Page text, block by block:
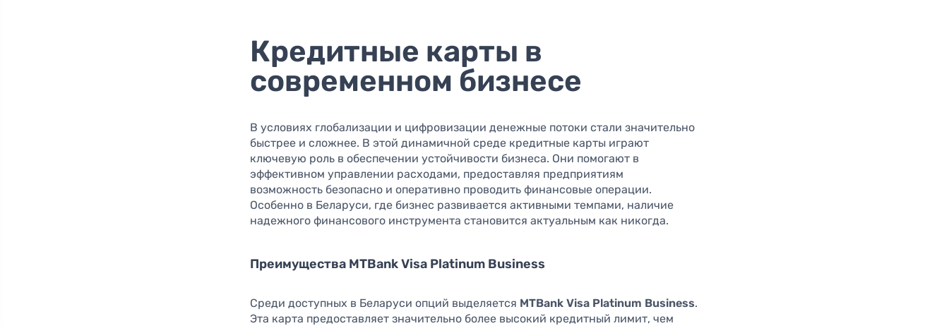
Кредитные карты в
современном бизнесе
В условиях глобализации и цифровизации денежные потоки стали значительно
быстрее и сложнее. В этой динамичной среде кредитные карты играют
ключевую роль в обеспечении устойчивости бизнеса. Они помогают в
эффективном управлении расходами, предоставляя предприятиям
возможность безопасно и оперативно проводить финансовые операции.
Особенно в Беларуси, где бизнес развивается активными темпами, наличие
надежного финансового инструмента становится актуальным как никогда.
Преимущества MTBank Visa Platinum Business
Среди доступных в Беларуси опций выделяется MTBank Visa Platinum Business.
Эта карта предоставляет значительно более высокий кредитный лимит, чем